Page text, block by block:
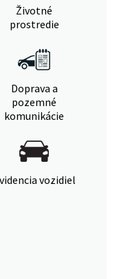
Životné
prostredie
Doprava a
pozemné
komunikácie
vozidiel